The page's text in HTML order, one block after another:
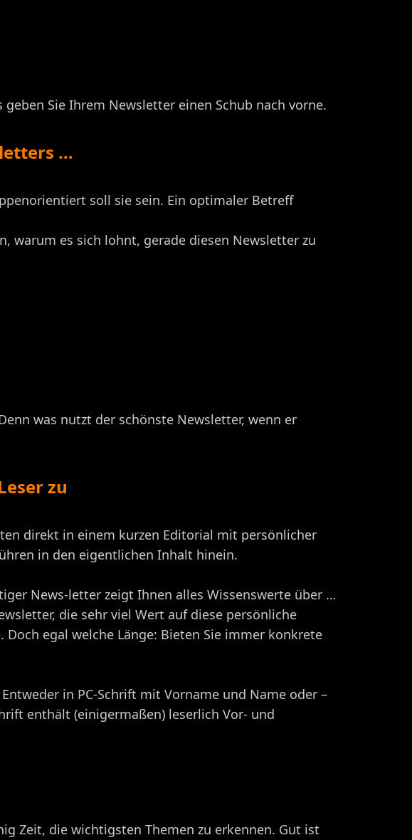
Sie Ihrem Newsletter einen Schub nach vorne.
…
soll sie sein. Ein optimaler Betreff
warum es sich lohnt, gerade diesen Newsletter zu
was nutzt der schönste Newsletter, wenn er
zu
direkt in einem kurzen Editorial mit persönlicher
in den eigentlichen Inhalt hinein.
News-letter zeigt Ihnen alles Wissenswerte über …
die sehr viel Wert auf diese persönliche
egal welche Länge: Bieten Sie immer konkrete
in PC-Schrift mit Vorname und Name oder –
enthält (einigermaßen) leserlich Vor- und
Zeit, die wichtigsten Themen zu erkennen. Gut ist